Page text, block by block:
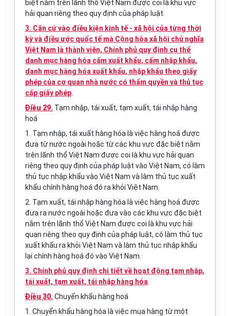
biệt nằm trên lãnh thổ Việt Nam được coi là khu vực
hải quan riêng theo quy định của pháp luật.
3. Căn cứ vào điều kiện kinh tế - xã hội của từng thời
kỳ và điều ước quốc tế mà Cộng hòa xã hội chủ nghĩa
Việt Nam là thành viên, Chính phủ quy định cụ thể
danh mục hàng hóa cấm xuất khẩu, cấm nhập khẩu,
danh mục hàng hóa xuất khẩu, nhập khẩu theo giấy
phép của cơ quan nhà nước có thẩm quyền và thủ tục
cấp giấy phép
Điều 29. Tạm nhập, tái xuất, tạm xuất, tái nhập hàng
hoá
1. Tạm nhập, tái xuất hàng hóa là việc hàng hoá được
đưa từ nước ngoài hoặc từ các khu vực đặc biệt nằm
trên lãnh thổ Việt Nam được coi là khu vực hải quan
riêng theo quy định của pháp luật vào Việt Nam, có làm
thủ tục nhập khẩu vào Việt Nam và làm thủ tục xuất
khẩu chính hàng hoá đó ra khỏi Việt Nam.
2. Tạm xuất, tái nhập hàng hóa là việc hàng hoá được
đưa ra nước ngoài hoặc đưa vào các khu vực đặc biệt
nằm trên lãnh thổ Việt Nam được coi là khu vực hải
quan riêng theo quy định của pháp luật, có làm thủ tục
xuất khẩu ra khỏi Việt Nam và làm thủ tục nhập khẩu
lại chính hàng hoá đó vào Việt Nam.
3. Chính phủ quy định chi tiết về hoạt động tạm nhập,
tái xuất, tạm xuất, tái nhập hàng hóa
Điều 30.Chuyển khẩu hàng hoá
1. Chuyển khẩu hàng hóa là việc mua hàng từ một